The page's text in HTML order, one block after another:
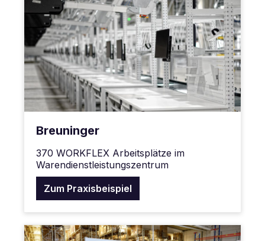
Breuninger
370 WORKFLEX Arbeitsplätze im
Warendienstleistungszentrum
Zum Praxisbeispiel